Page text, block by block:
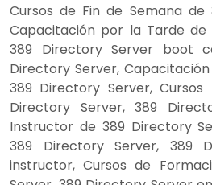
Cursos de Fin de Semana de
Capacitación por la Tarde de
389 Directory Server boot
Directory Server,
389 Directory Server,
Directory Server, 389
Instructor de 389 Directory
389 Directory Server, 389
instructor, Cursos de